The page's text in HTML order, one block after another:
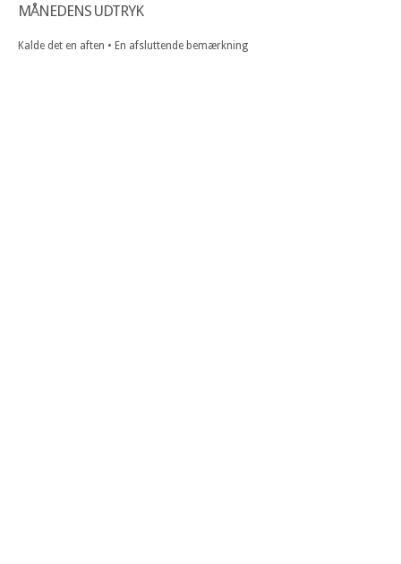
MÅNEDENS UDTRYK
Kalde det en aften • En afsluttende bemærkning